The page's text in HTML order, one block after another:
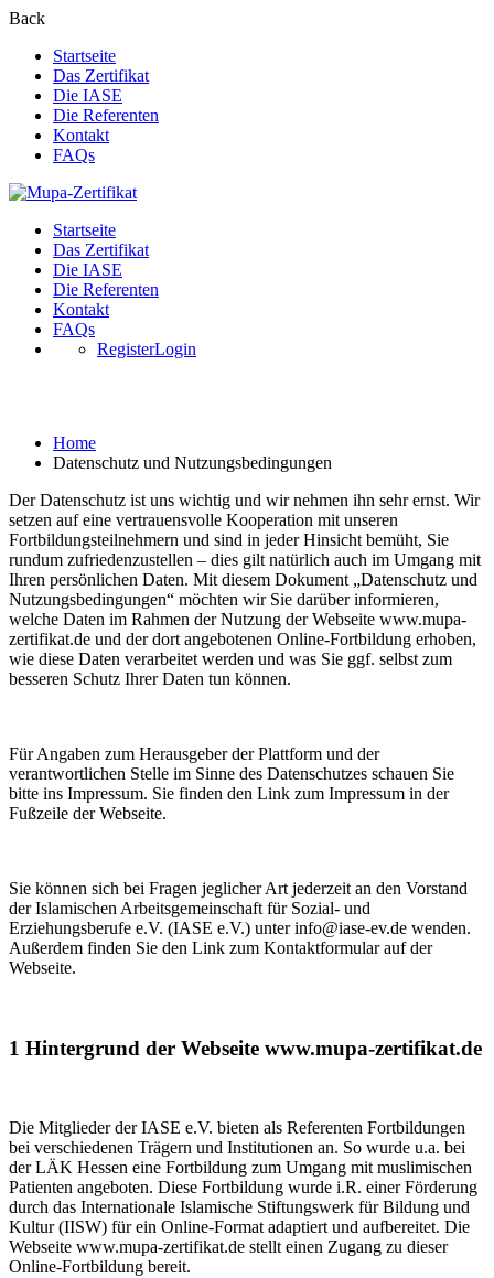
Back
Startseite
Das Zertifikat
Die IASE
Die Referenten
Kontakt
FAQs
Startseite
Das Zertifikat
Die IASE
Die Referenten
Kontakt
FAQs
RegisterLogin
Home
Datenschutz und Nutzungsbedingungen
Der Datenschutz ist uns wichtig und wir nehmen ihn sehr ernst. Wir
setzen auf eine vertrauensvolle Kooperation mit unseren
Fortbildungsteilnehmern und sind in jeder Hinsicht bemüht, Sie
rundum zufriedenzustellen – dies gilt natürlich auch im Umgang mit
Ihren persönlichen Daten. Mit diesem Dokument „Datenschutz und
Nutzungsbedingungen“ möchten wir Sie darüber informieren,
welche Daten im Rahmen der Nutzung der Webseite www.mupa-
zertifikat.de und der dort angebotenen Online-Fortbildung erhoben,
wie diese Daten verarbeitet werden und was Sie ggf. selbst zum
besseren Schutz Ihrer Daten tun können.
Für Angaben zum Herausgeber der Plattform und der
verantwortlichen Stelle im Sinne des Datenschutzes schauen Sie
bitte ins Impressum. Sie finden den Link zum Impressum in der
Fußzeile der Webseite.
Sie können sich bei Fragen jeglicher Art jederzeit an den Vorstand
der Islamischen Arbeitsgemeinschaft für Sozial- und
Erziehungsberufe e.V. (IASE e.V.) unter info@iase-ev.de wenden.
Außerdem finden Sie den Link zum Kontaktformular auf der
Webseite.
1 Hintergrund der Webseite www.mupa-zertifikat.de
Die Mitglieder der IASE e.V. bieten als Referenten Fortbildungen
bei verschiedenen Trägern und Institutionen an. So wurde u.a. bei
der LÄK Hessen eine Fortbildung zum Umgang mit muslimischen
Patienten angeboten. Diese Fortbildung wurde i.R. einer Förderung
durch das Internationale Islamische Stiftungswerk für Bildung und
Kultur (IISW) für ein Online-Format adaptiert und aufbereitet. Die
Webseite www.mupa-zertifikat.de stellt einen Zugang zu dieser
Online-Fortbildung bereit.